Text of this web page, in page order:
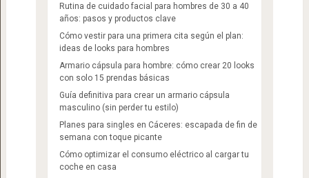
Rutina de cuidado facial para hombres de 30 a 40
años: pasos y productos clave
Cómo vestir para una primera cita según el plan:
ideas de looks para hombres
Armario cápsula para hombre: cómo crear 20 looks
con solo 15 prendas básicas
Guía definitiva para crear un armario cápsula
masculino (sin perder tu estilo)
Planes para singles en Cáceres: escapada de fin de
semana con toque picante
Cómo optimizar el consumo eléctrico al cargar tu
coche en casa